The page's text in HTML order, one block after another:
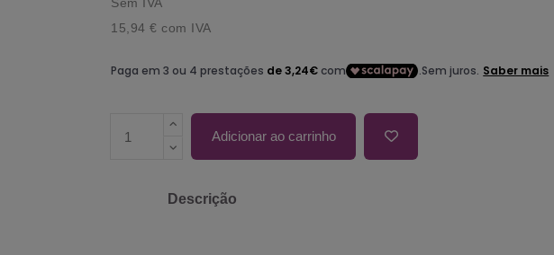
15,94 € com IVA
Adicionar ao carrinho
Descrição